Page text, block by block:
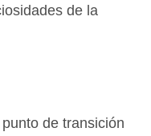
de la
de transición